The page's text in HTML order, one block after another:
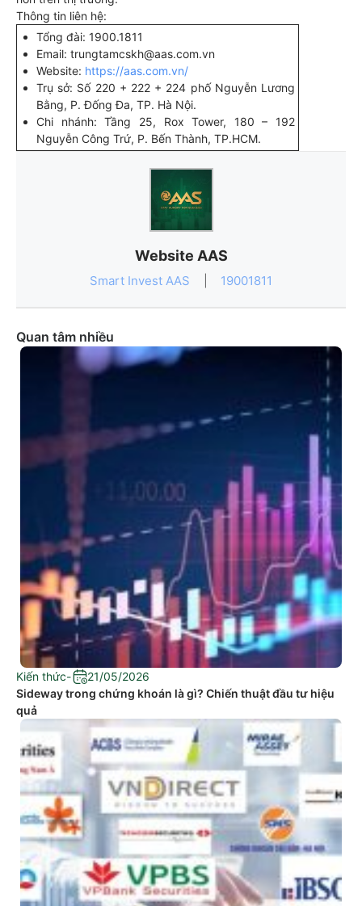
Thông tin liên hệ:
Tổng đài: 1900.1811
Email: trungtamcskh@aas.com.vn
Website: https://aas.com.vn/
Trụ sở: Số 220 + 222 + 224 phố Nguyễn Lương
Bằng, P. Đống Đa, TP. Hà Nội.
Chi nhánh: Tầng 25, Rox Tower, 180 – 192
Nguyễn Công Trứ, P. Bến Thành, TP.HCM.
Website AAS
Smart Invest AAS 19001811
Quan tâm nhiều
Kiến thức-
21/05/2026
Sideway trong chứng khoán là gì? Chiến thuật đầu tư hiệu
quả